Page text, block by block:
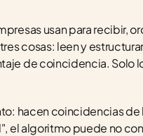
usan para recibir,
cosas: leen y
de coincidencia. Solo
hacen coincidencias
el algoritmo puede no